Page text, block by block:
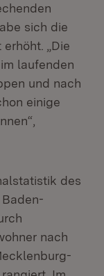
sich die
„Die
laufenden
und nach
einige
des
nach